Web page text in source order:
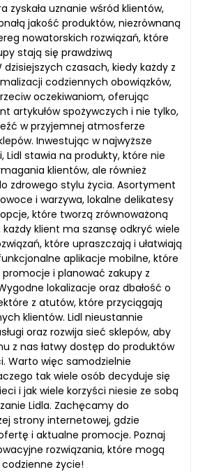
zyskała uznanie wśród klientów,
jakość produktów, niezrównaną
nowatorskich rozwiązań, które
stają się prawdziwą
czasach, kiedy każdy z
codziennych obowiązków,
oczekiwaniom, oferując
artykułów spożywczych i nie tylko,
w przyjemnej atmosferze
Inwestując w najwyższe
Lidl stawia na produkty, które nie
klientów, ale również
zdrowego stylu życia. Asortyment
i warzywa, lokalne delikatesy
które tworzą zrównoważoną
klient ma szansę odkryć wiele
które upraszczają i ułatwiają
aplikacje mobilne, które
i planować zakupy z
lokalizacje oraz dbałość o
z atutów, które przyciągają
klientów. Lidl nieustannie
oraz rozwija sieć sklepów, aby
z nas łatwy dostęp do produktów
Warto więc samodzielnie
tak wiele osób decyduje się
i jak wiele korzyści niesie ze sobą
Lidla. Zachęcamy do
strony internetowej, gdzie
i aktualne promocje. Poznaj
rozwiązania, które mogą
życie!